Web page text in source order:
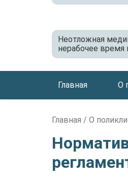
Неотложная
нерабочее время
Главная О
Главная / О